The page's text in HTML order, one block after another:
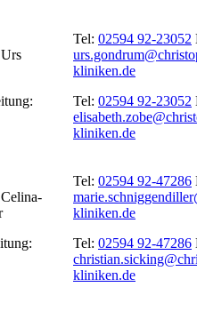
Tel: 02594 92-23052
kliniken.de
Tel: 02594 92-23052
kliniken.de
Tel: 02594 92-47286
kliniken.de
Tel: 02594 92-47286
kliniken.de